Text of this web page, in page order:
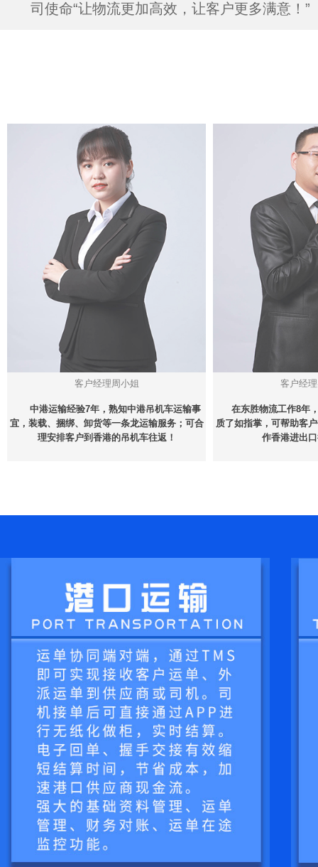
司使命“让物流更加高效，让客户更多满意！”
客户经理周小姐
中港运输经验7年，熟知中港吊机车运输事
宜，装载、捆绑、卸货等一条龙运输服务；可合
理安排客户到香港的吊机车往返！
客户经
在东胜物流工作8年
质了如指掌，可帮助客
作香港进出